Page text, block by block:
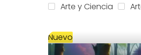
Arte y Ciencia
Nuevo